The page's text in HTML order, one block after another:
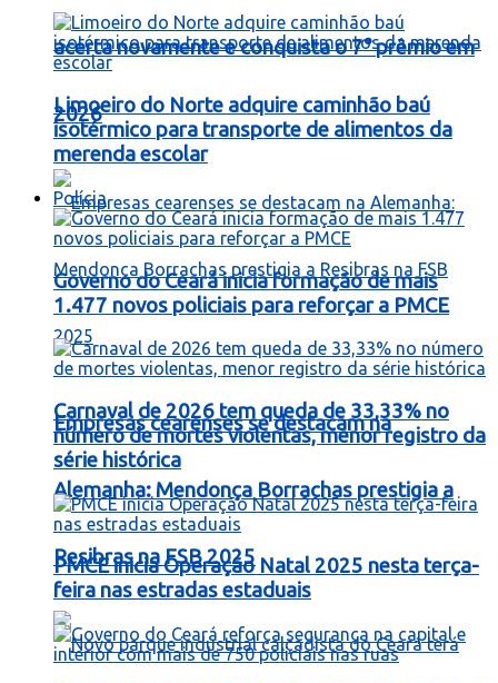
acerta novamente e conquista o 7° prêmio em
2026
Empresas cearenses se destacam na
Alemanha: Mendonça Borrachas prestigia a
Resibras na FSB 2025
Limoeiro do Norte adquire caminhão baú
isotérmico para transporte de alimentos da
merenda escolar
Polícia
Governo do Ceará inicia formação de mais
1.477 novos policiais para reforçar a PMCE
Carnaval de 2026 tem queda de 33,33% no
número de mortes violentas, menor registro da
série histórica
PMCE inicia Operação Natal 2025 nesta terça-
feira nas estradas estaduais